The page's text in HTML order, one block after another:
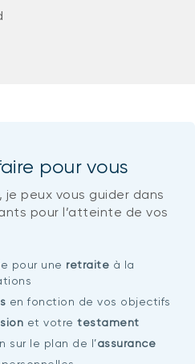
pour vous
peux vous guider dans
pour l’atteinte de vos
pour une retraite à la
en fonction de vos objectifs
et votretestament
sur le plan de l’assurance